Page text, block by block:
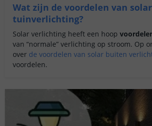
Wat zijn de voordelen van solar
tuinverlichting?
Solar verlichting heeft een hoop
van “normale” verlichting op stroom. Op
over de voordelen van solar buiten
voordelen.